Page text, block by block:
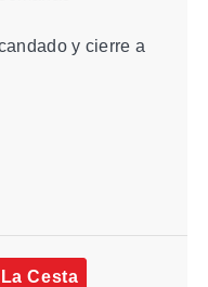
y cierre a
Cesta